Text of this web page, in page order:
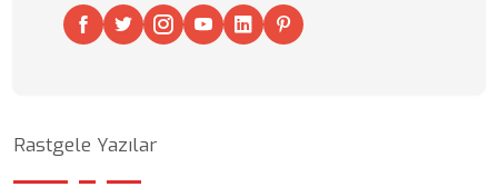
Rastgele Yazılar